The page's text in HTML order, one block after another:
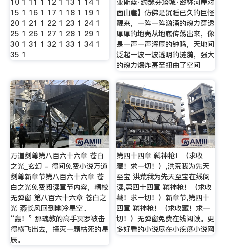
15 1 16 1 17 1 18 1 19 1
20 1 21 1 22 1 23 1 24 1
25 1 26 1 27 1 28 1 29 1
30 1 31 1 32 1 33 1 34 1
35 1
面山崖】仿佛是沉睡已久的巨怪
醒来，一阵一阵汹涌的魂力穿透
厚厚的地壳从地底传荡出来，像
是一声一声浑厚的钟鸣，天地间
泛起一波一波透明的涟漪，强大
的魂力爆炸甚至扭曲了空间
万道剑尊第八百六十六章 苍白
之光_玄幻 - 得间免费小说万道
剑尊新章节第八百六十六章 苍
白之光免费阅读章节内容，精校
无弹窗 第八百六十六章 苍白之
光 燕长风回到幽冷星空。
“轰！” 那魂教的高手冥罗被击
得横飞出去，撞灭一颗枯死的星
辰。
第四十四章 弑神枪！（求收
藏！求一切！）,洪荒我为先天
至宝 洪荒我为先天至宝在线阅
读,第四十四章 弑神枪！（求收
藏！求一切！）新章节,第四十
四章 弑神枪！（求收藏！求一
切！）无弹窗免费在线阅读。更
多好看的小说尽在小疙瘩小说网